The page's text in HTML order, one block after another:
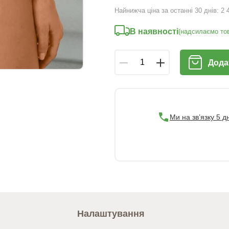
Найнижча ціна за останні 30 днів: 2
В наявності(надсилаємо
Ми на зв’язку 5
Налаштування